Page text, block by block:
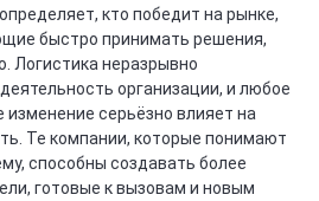
кто победит на рынке,
быстро принимать решения,
Логистика неразрывно
организации, и любое
серьёзно влияет на
Те компании, которые понимают
способны создавать более
готовые к вызовам и новым